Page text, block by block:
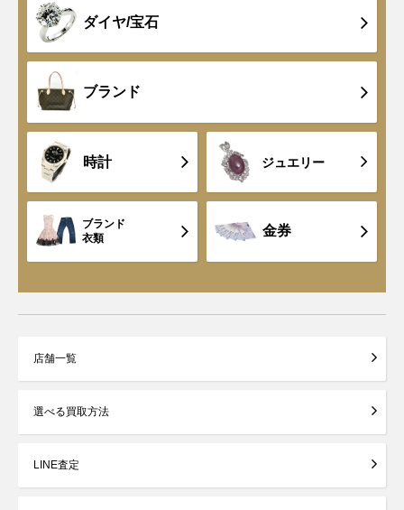
ダイヤ/宝石
ブランド
時計 ジュエリー
ブランド
衣類
金券
店舗一覧
選べる買取方法
LINE査定